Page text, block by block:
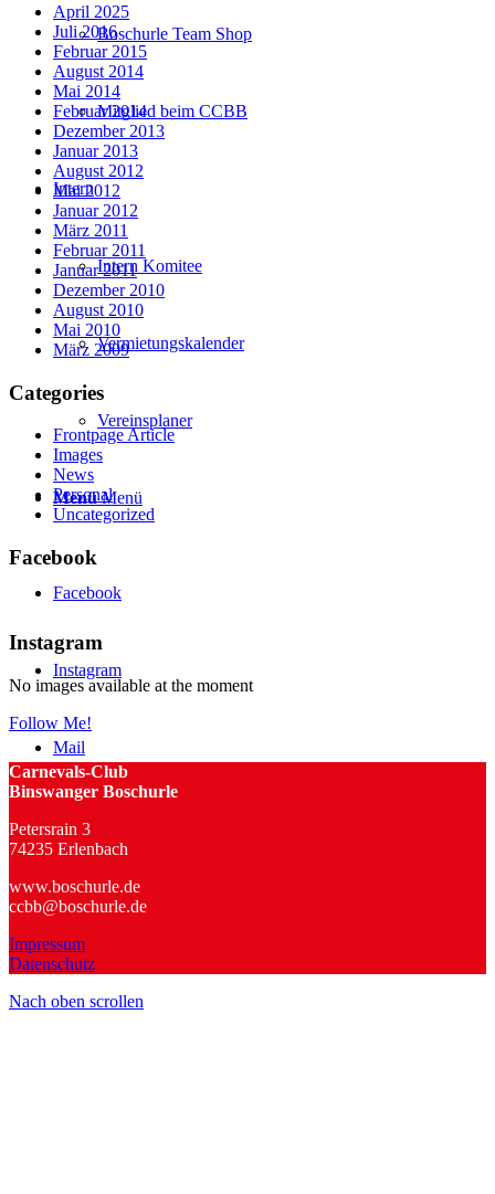
Boschurle Team Shop
Mitglied beim CCBB
Intern
Intern Komitee
Vermietungskalender
Vereinsplaner
Menü Menü
Facebook
Instagram
Mail
April 2025
Juli 2016
Februar 2015
August 2014
Mai 2014
Februar 2014
Dezember 2013
Januar 2013
August 2012
Mai 2012
Januar 2012
März 2011
Februar 2011
Januar 2011
Dezember 2010
August 2010
Mai 2010
März 2009
Categories
Frontpage Article
Images
News
Personal
Uncategorized
Facebook
Instagram
No images available at the moment
Follow Me!
Carnevals-Club
Binswanger Boschurle
Petersrain 3
74235 Erlenbach
www.boschurle.de
ccbb@boschurle.de
Impressum
Datenschutz
Nach oben scrollen